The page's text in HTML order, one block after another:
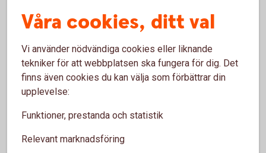
och i vilken ordning.
Det här gör banken
sker följande:
Betal- och kreditkort samt BankID spärras
Våra cookies, ditt val
Vi använder nödvändiga cookies eller liknande
tekniker för att webbplatsen ska fungera för dig. Det
finns även cookies du kan välja som förbättrar din
upplevelse:
Funktioner, prestanda och statistik
Relevant marknadsföring